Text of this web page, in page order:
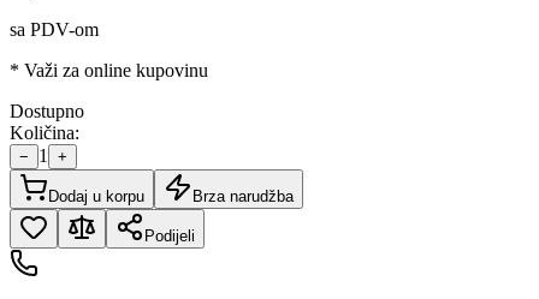
sa PDV-om
* Važi za online kupovinu
Dostupno
Količina:
− 1 +
Dodaj u korpu Brza narudžba
Podijeli